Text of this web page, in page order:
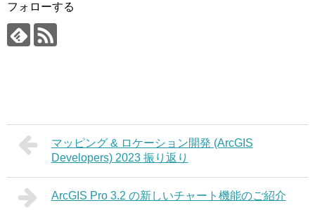
フォローする
マッピング & ロケーション開発 (ArcGIS
Developers) 2023 振り返り
ArcGIS Pro 3.2 の新しいチャート機能のご紹介